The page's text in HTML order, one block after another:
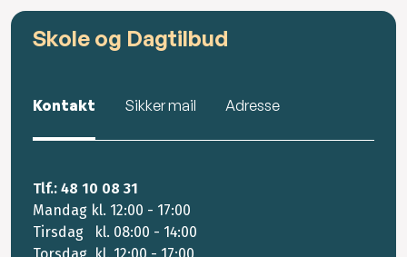
Skole og Dagtilbud
Kontakt Sikker mail Adresse
Tlf.: 48 10 08 31
Mandag kl. 12:00 - 17:00
Tirsdag kl. 08:00 - 14:00